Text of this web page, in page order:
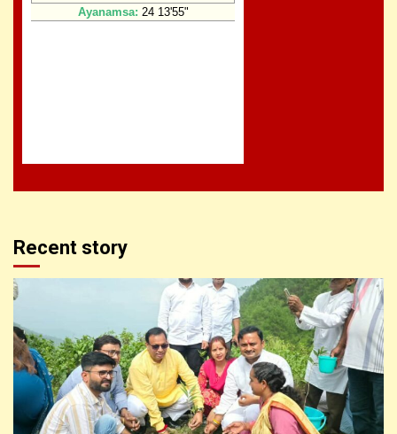
Recent story